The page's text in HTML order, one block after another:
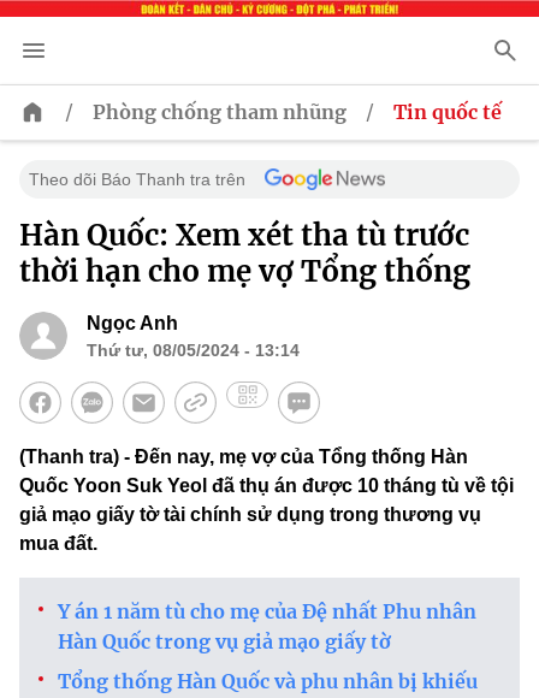
/ Phòng chống tham nhũng / Tin quốc tế
Theo dõi Báo Thanh tra trên
Hàn Quốc: Xem xét tha tù trước
thời hạn cho mẹ vợ Tổng thống
Ngọc Anh
Thứ tư, 08/05/2024 - 13:14
(Thanh tra) - Đến nay, mẹ vợ của Tổng thống Hàn
Quốc Yoon Suk Yeol đã thụ án được 10 tháng tù về tội
giả mạo giấy tờ tài chính sử dụng trong thương vụ
mua đất.
Y án 1 năm tù cho mẹ của Đệ nhất Phu nhân
Hàn Quốc trong vụ giả mạo giấy tờ
Tổng thống Hàn Quốc và phu nhân bị khiếu